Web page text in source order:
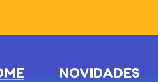
NOVIDADES